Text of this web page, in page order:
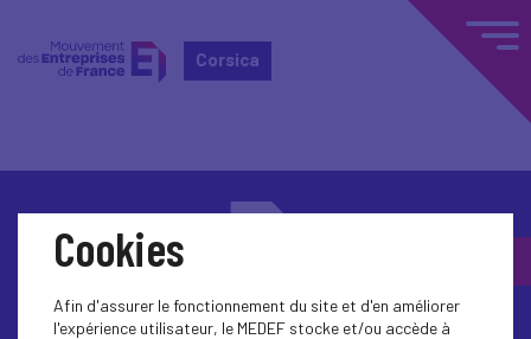
Corsica
Contactez-nous
Cookies
Afin d'assurer le fonctionnement du site et d'en améliorer
l'expérience utilisateur, le MEDEF stocke et/ou accède à